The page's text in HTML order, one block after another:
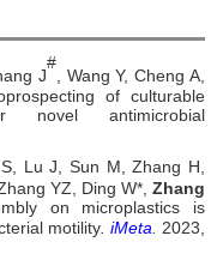
J
#
, Wang Y, Cheng A,
of culturable
novel antimicrobial
Lu J, Sun M, Zhang H,
YZ, Ding W*, Zhang
on microplastics is
motility iMeta
2023,